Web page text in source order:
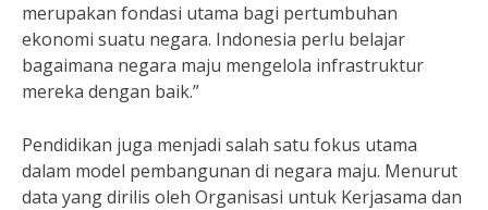
merupakan fondasi utama bagi pertumbuhan
ekonomi suatu negara. Indonesia perlu belajar
bagaimana negara maju mengelola infrastruktur
mereka dengan baik.”
Pendidikan juga menjadi salah satu fokus utama
dalam model pembangunan di negara maju. Menurut
data yang dirilis oleh Organisasi untuk Kerjasama dan